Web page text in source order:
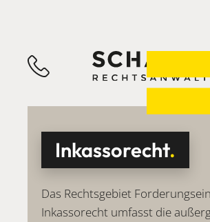
Inkassorecht.
Das Rechtsgebiet
Inkassorecht umfasst die